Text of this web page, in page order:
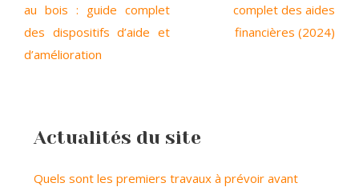
au bois : guide complet
des dispositifs d’aide et
d’amélioration
complet des aides
financières (2024)
Actualités du site
Quels sont les premiers travaux à prévoir avant